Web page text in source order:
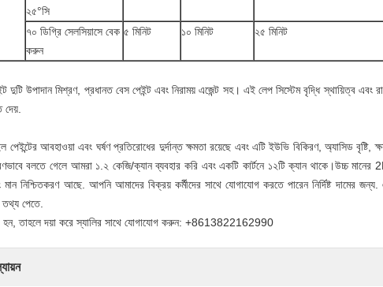
২৫°সি
৭০ ডিগ্রি সেলসিয়াসে বেক
করুন
৫ মিনিট ১০ মিনিট ২৫ মিনিট
দুটি উপাদান মিশ্রণ, প্রধানত বেস পেইন্ট এবং নিরাময় এজেন্ট সহ। এই লেপ সিস্টেম বৃদ্ধি স্থায়িত্ব এবং
দেয়.
আবহাওয়া এবং ঘর্ষণ প্রতিরোধের দুর্দান্ত ক্ষমতা রয়েছে এবং এটি ইউভি বিকিরণ, অ্যাসিড বৃষ্টি,
বলতে গেলে আমরা ১.২ কেজি/ক্যান ব্যবহার করি এবং একটি কার্টনে ১২টি ক্যান থাকে।উচ্চ
মান নিশ্চিতকরণ আছে. আপনি আমাদের বিক্রয় কর্মীদের সাথে যোগাযোগ করতে পারেন নির্দিষ্ট দামের
পেতে.
তাহলে দয়া করে স্যালির সাথে যোগাযোগ করুন: +8613822162990